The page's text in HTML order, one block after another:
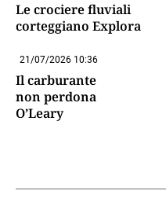
Le crociere fluviali
corteggiano Explora
21/07/2026 10:36
Il carburante
non perdona
O’Leary